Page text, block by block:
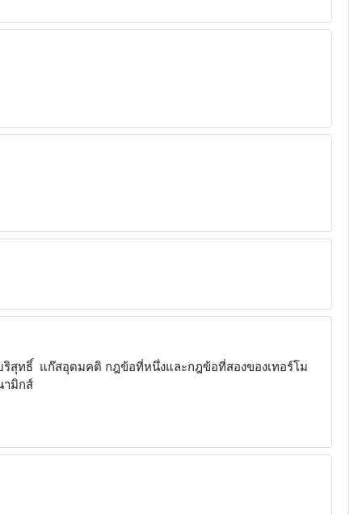
สุทธิ์ แก๊สอุดมคติ กฎข้อที่หนึ่งและกฎข้อที่สองของเทอร์โม
ามิกส์